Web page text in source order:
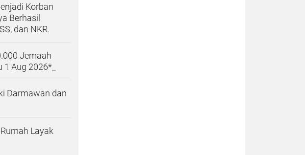
Korban
Berhasil
dan NKR.
Jemaah
Aug 2026*_
Darmawan dan
Layak